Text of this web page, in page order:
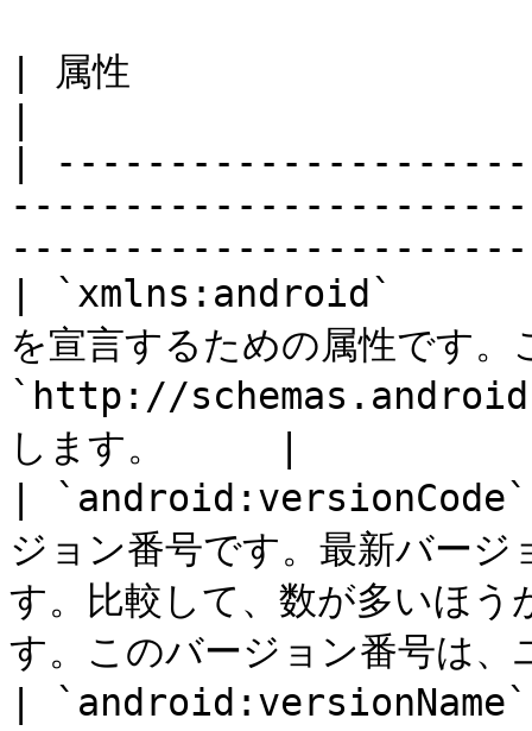
| 属性
|
| `xmlns:android`       |
を宣言するための属性です。
`http://
します。     |
| `android:versionCode`
ジョン番号です。最新バー
す。比較して、数が多いほ
す。このバージョン番号は
| `android:versionName`